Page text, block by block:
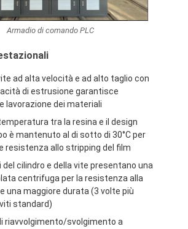
dell'estrusione
della laminazione
laminazione del rivestimento
rivestimento dell'estrusione
macchina di laminazione
della laminazione
Armadio di comando PLC
ad alta velocità e ad alto taglio con
di estrusione garantisce
lavorazione dei materiali
temperatura tra la resina e il design
è mantenuto al di sotto di 30°C per
resistenza allo stripping del film
del cilindro e della vite presentano una
centrifuga per la resistenza alla
una maggiore durata (3 volte più
standard)
riavvolgimento/svolgimento a